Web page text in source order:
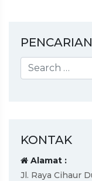
PENCARIAN
KONTAK
Alamat :
Jl. Raya Cihaur